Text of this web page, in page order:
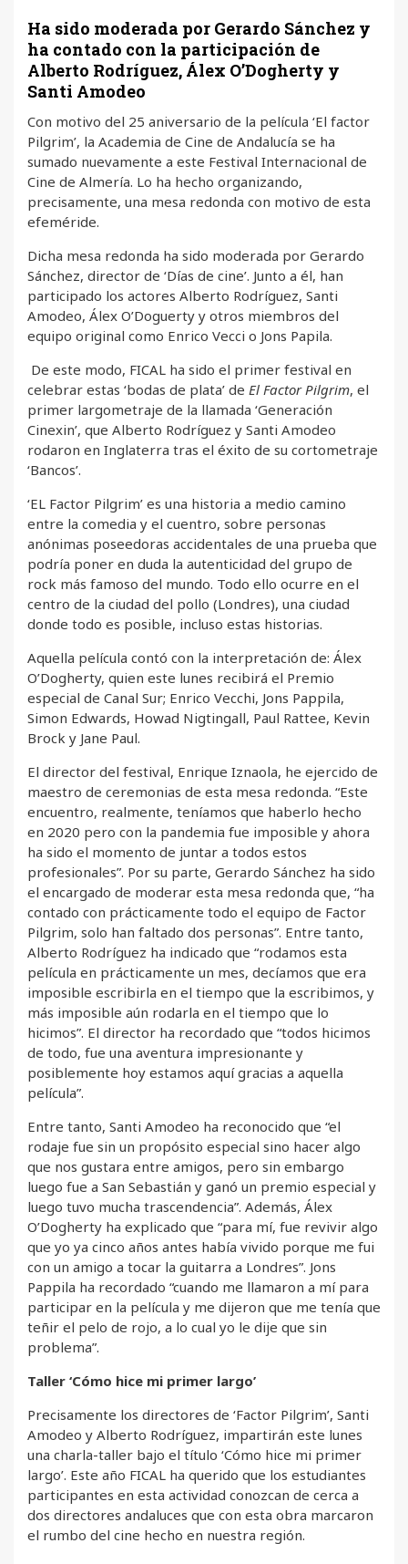
Ha sido moderada por Gerardo Sánchez y
ha contado con la participación de
Alberto Rodríguez, Álex O’Dogherty y
Santi Amodeo
Con motivo del 25 aniversario de la película ‘El factor
Pilgrim’, la Academia de Cine de Andalucía se ha
sumado nuevamente a este Festival Internacional de
Cine de Almería. Lo ha hecho organizando,
precisamente, una mesa redonda con motivo de esta
efeméride.
Dicha mesa redonda ha sido moderada por Gerardo
Sánchez, director de ‘Días de cine’. Junto a él, han
participado los actores Alberto Rodríguez, Santi
Amodeo, Álex O’Doguerty y otros miembros del
equipo original como Enrico Vecci o Jons Papila.
De este modo, FICAL ha sido el primer festival en
celebrar estas ‘bodas de plata’ de El Factor Pilgrim, el
primer largometraje de la llamada ‘Generación
Cinexin’, que Alberto Rodríguez y Santi Amodeo
rodaron en Inglaterra tras el éxito de su cortometraje
‘Bancos’.
‘EL Factor Pilgrim’ es una historia a medio camino
entre la comedia y el cuentro, sobre personas
anónimas poseedoras accidentales de una prueba que
podría poner en duda la autenticidad del grupo de
rock más famoso del mundo. Todo ello ocurre en el
centro de la ciudad del pollo (Londres), una ciudad
donde todo es posible, incluso estas historias.
Aquella película contó con la interpretación de: Álex
O’Dogherty, quien este lunes recibirá el Premio
especial de Canal Sur; Enrico Vecchi, Jons Pappila,
Simon Edwards, Howad Nigtingall, Paul Rattee, Kevin
Brock y Jane Paul.
El director del festival, Enrique Iznaola, he ejercido de
maestro de ceremonias de esta mesa redonda. “Este
encuentro, realmente, teníamos que haberlo hecho
en 2020 pero con la pandemia fue imposible y ahora
ha sido el momento de juntar a todos estos
profesionales”. Por su parte, Gerardo Sánchez ha sido
el encargado de moderar esta mesa redonda que, “ha
contado con prácticamente todo el equipo de Factor
Pilgrim, solo han faltado dos personas”. Entre tanto,
Alberto Rodríguez ha indicado que “rodamos esta
película en prácticamente un mes, decíamos que era
imposible escribirla en el tiempo que la escribimos, y
más imposible aún rodarla en el tiempo que lo
hicimos”. El director ha recordado que “todos hicimos
de todo, fue una aventura impresionante y
posiblemente hoy estamos aquí gracias a aquella
película”.
Entre tanto, Santi Amodeo ha reconocido que “el
rodaje fue sin un propósito especial sino hacer algo
que nos gustara entre amigos, pero sin embargo
luego fue a San Sebastián y ganó un premio especial y
luego tuvo mucha trascendencia”. Además, Álex
O’Dogherty ha explicado que “para mí, fue revivir algo
que yo ya cinco años antes había vivido porque me fui
con un amigo a tocar la guitarra a Londres”. Jons
Pappila ha recordado “cuando me llamaron a mí para
participar en la película y me dijeron que me tenía que
teñir el pelo de rojo, a lo cual yo le dije que sin
problema”.
Taller ‘Cómo hice mi primer largo’
Precisamente los directores de ‘Factor Pilgrim’, Santi
Amodeo y Alberto Rodríguez, impartirán este lunes
una charla-taller bajo el título ‘Cómo hice mi primer
largo’. Este año FICAL ha querido que los estudiantes
participantes en esta actividad conozcan de cerca a
dos directores andaluces que con esta obra marcaron
el rumbo del cine hecho en nuestra región.